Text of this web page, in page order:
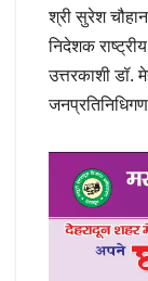
श्री सुरेश
निदेशक
उत्तरकाशी डॉ.